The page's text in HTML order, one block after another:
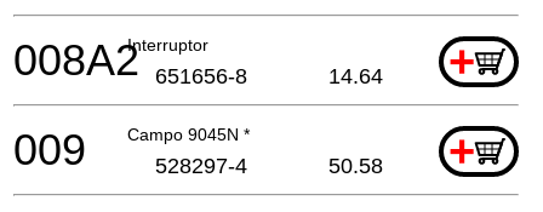
Interruptor +
008A2 651656-8 14.64
Campo 9045N * +
009 528297-4 50.58